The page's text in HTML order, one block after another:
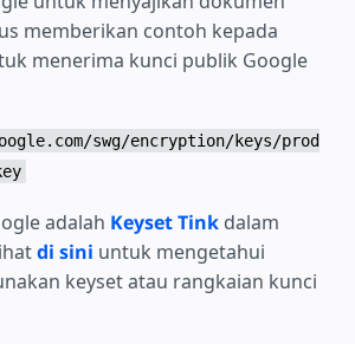
memberikan contoh kepada
menerima kunci publik Google
swg/encryption/keys/prod
adalah Keyset Tink dalam
di sini untuk mengetahui
keyset atau rangkaian kunci